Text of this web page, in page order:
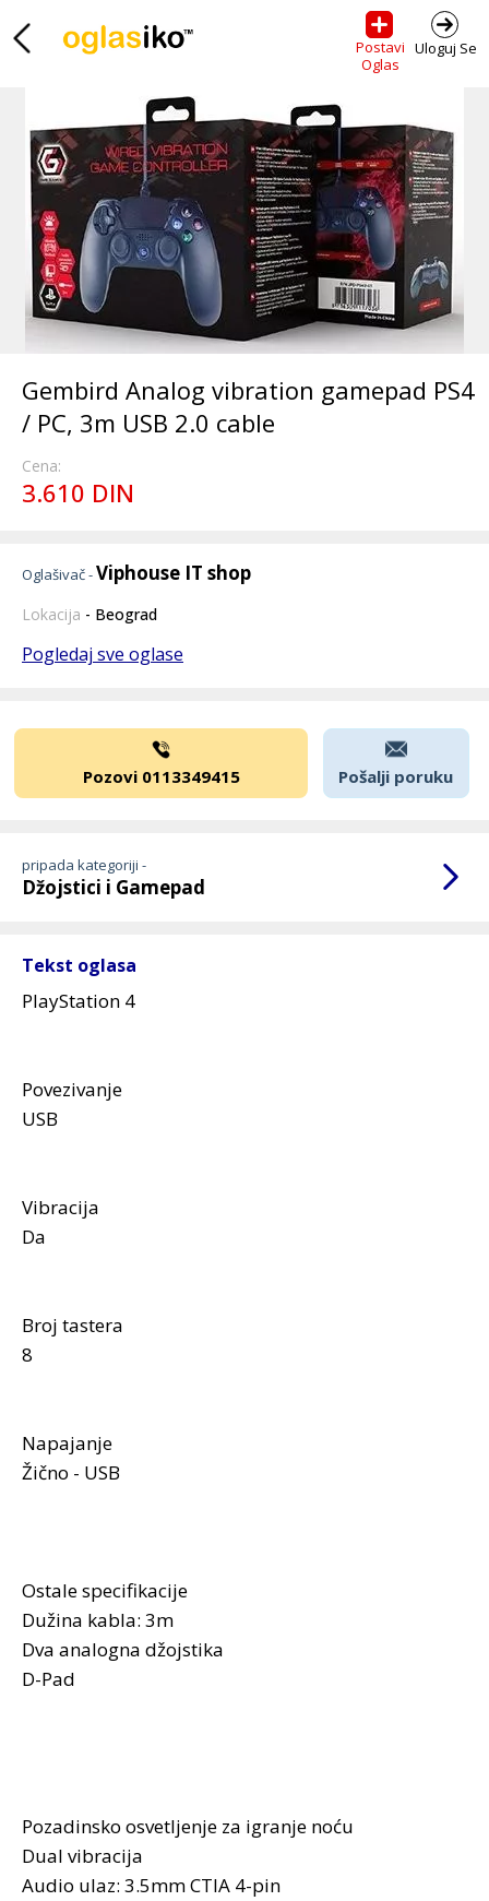
Postavi
Oglas
Uloguj Se
Gembird Analog vibration gamepad PS4
/ PC, 3m USB 2.0 cable
Cena:
3.610 DIN
Oglašivač -Viphouse IT shop
Lokacija - Beograd
Pogledaj sve oglase
Pozovi 0113349415 Pošalji poruku
pripada kategoriji -
Džojstici i Gamepad
Tekst oglasa
PlayStation 4
Povezivanje
USB
Vibracija
Da
Broj tastera
8
Napajanje
Žično - USB
Ostale specifikacije
Dužina kabla: 3m
Dva analogna džojstika
D-Pad
Pozadinsko osvetljenje za igranje noću
Dual vibracija
Audio ulaz: 3.5mm CTIA 4-pin